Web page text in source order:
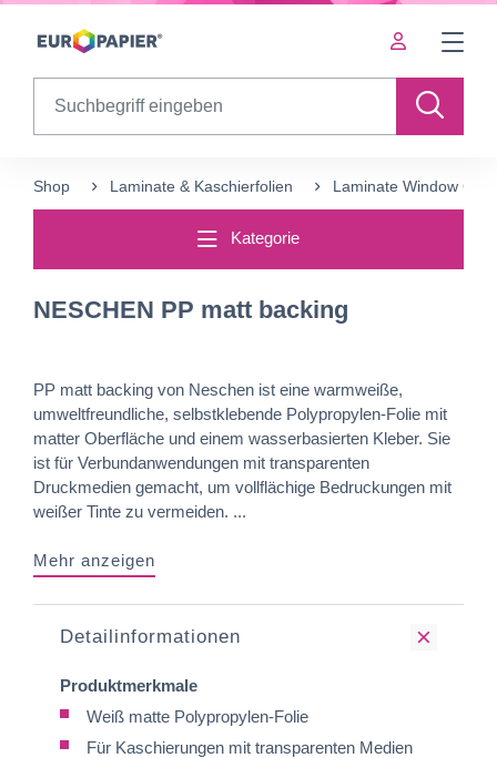
Table Of Content
Shop Laminate & Kaschierfolien Laminate Window
Kategorie
NESCHEN PP matt backing
PP matt backing von Neschen ist eine warmweiße,
umweltfreundliche, selbstklebende Polypropylen-Folie mit
matter Oberfläche und einem wasserbasierten Kleber. Sie
ist für Verbundanwendungen mit transparenten
Druckmedien gemacht, um vollflächige Bedruckungen mit
weißer Tinte zu vermeiden. ...
Mehr anzeigen
Detailinformationen
Produktmerkmale
Weiß matte Polypropylen-Folie
Für Kaschierungen mit transparenten Medien